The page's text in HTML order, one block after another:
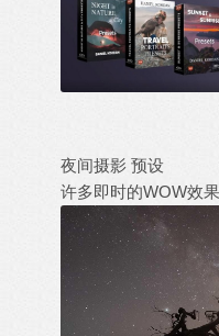
夜间摄影 预设
许多即时的WOW效